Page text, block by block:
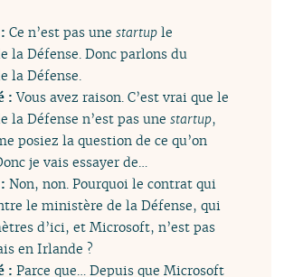
Ce n’est pas unestartup le
la Défense. Donc parlons du
la Défense.
: Vous avez raison. C’est vrai que le
la Défense n’est pas unestartup,
posiez la question de ce qu’on
je vais essayer de…
Non, non. Pourquoi le contrat qui
le ministère de la Défense, qui
d’ici, et Microsoft, n’est pas
en Irlande ?
: Parce que… Depuis que Microsoft